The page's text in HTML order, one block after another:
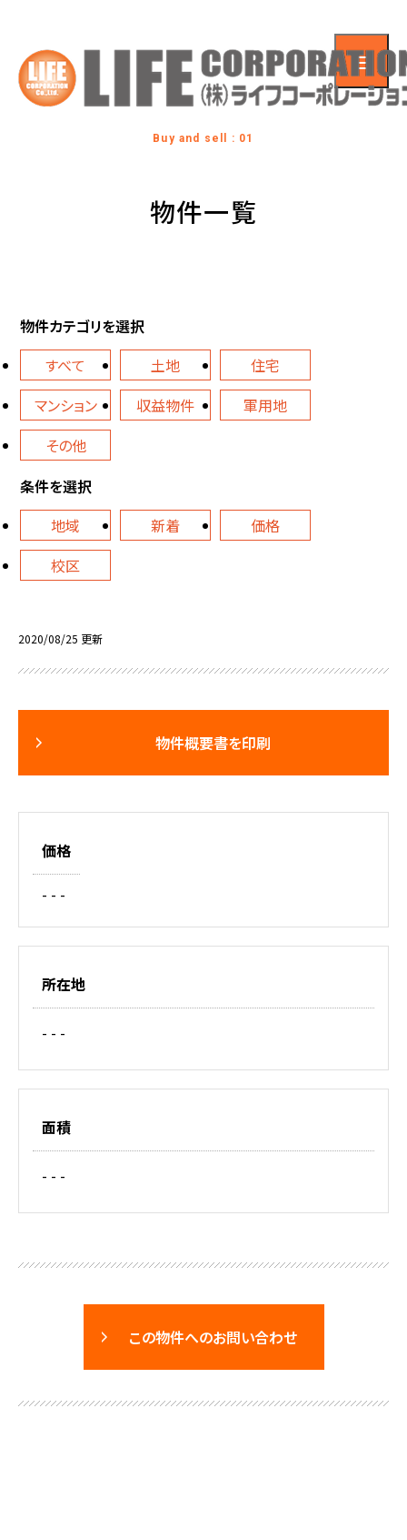
Buy and sell : 01
物件一覧
物件カテゴリを選択
すべて
土地
住宅
マンション
収益物件
軍用地
その他
条件を選択
地域
新着
価格
校区
2020/08/25 更新
物件概要書を印刷
価格
- - -
所在地
- - -
面積
- - -
この物件へのお問い合わせ